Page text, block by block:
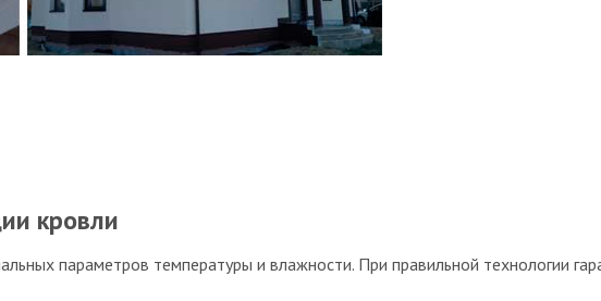
кровли
параметров температуры и влажности. При правильной технологии